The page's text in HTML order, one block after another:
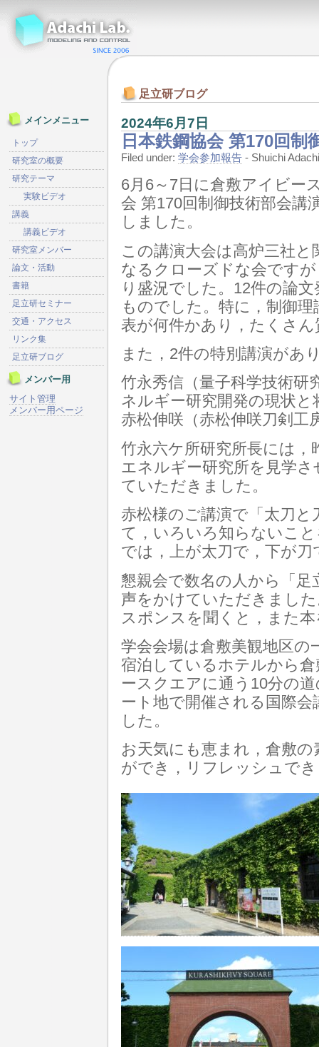
足立研ブログ
2024年6月7日
日本鉄鋼協会 第170回制
Filed under: 学会参加報告 - Shuichi
6月6～7日に倉敷アイビー
会 第170回制御技術部会講
しました。
この講演大会は高炉三社
なるクローズドな会です
り盛況でした。12件の論
ものでした。特に，制御
表が何件かあり，たくさ
また，2件の特別講演があ
竹永秀信（量子科学技術研
ネルギー研究開発の現状と
赤松伸咲（赤松伸咲刀剣工
竹永六ケ所研究所長には
エネルギー研究所を見学
ていただきました。
赤松様のご講演で「太刀
て，いろいろ知らないこ
では，上が太刀で，下が刀
懇親会で数名の人から「
声をかけていただきまし
スポンスを聞くと，また
学会会場は倉敷美観地区
宿泊しているホテルから
ースクエアに通う10分の
ート地で開催される国際
した。
お天気にも恵まれ，倉敷
ができ，リフレッシュで
メインメニュー
トップ
研究室の概要
研究テーマ
実験ビデオ
講義
講義ビデオ
研究室メンバー
論文・活動
書籍
足立研セミナー
交通・アクセス
リンク集
足立研ブログ
メンバー用
サイト管理
メンバー用ページ